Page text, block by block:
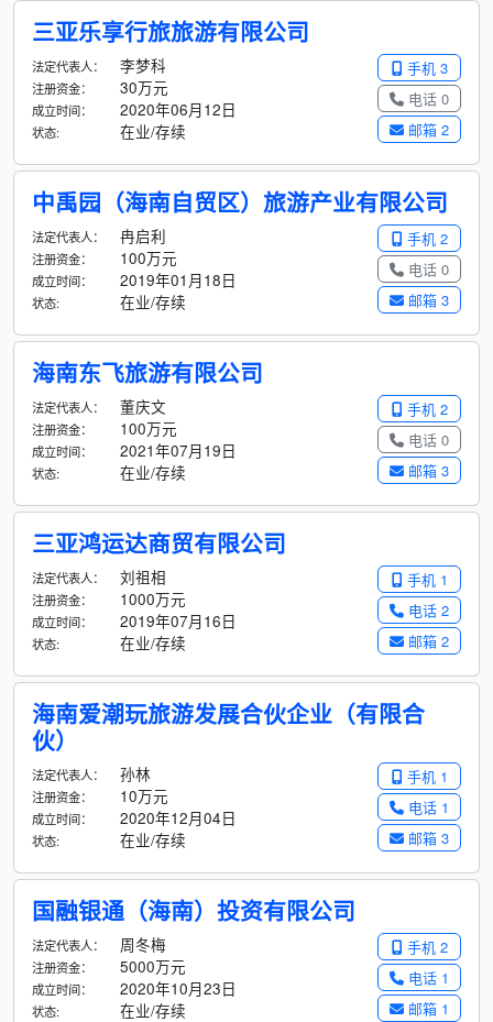
三亚乐享行旅旅游有限公司
手机 3
电话 0
邮箱 2
法定代表人： 李梦科
注册资金： 30万元
成立时间： 2020年06月12日
状态: 在业/存续
中禹园（海南自贸区）旅游产业有限公司
手机 2
电话 0
邮箱 3
法定代表人： 冉启利
注册资金： 100万元
成立时间： 2019年01月18日
状态: 在业/存续
海南东飞旅游有限公司
手机 2
电话 0
邮箱 3
法定代表人： 董庆文
注册资金： 100万元
成立时间： 2021年07月19日
状态: 在业/存续
三亚鸿运达商贸有限公司
手机 1
电话 2
邮箱 2
法定代表人： 刘祖相
注册资金： 1000万元
成立时间： 2019年07月16日
状态: 在业/存续
海南爱潮玩旅游发展合伙企业（有限合
伙）
手机 1
电话 1
邮箱 3
法定代表人： 孙林
注册资金： 10万元
成立时间： 2020年12月04日
状态: 在业/存续
国融银通（海南）投资有限公司
手机 2
电话 1
邮箱 1
法定代表人： 周冬梅
注册资金： 5000万元
成立时间： 2020年10月23日
状态: 在业/存续